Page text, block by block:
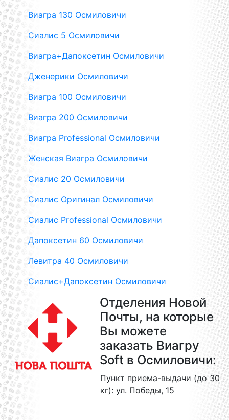
Виагра 130 Осмиловичи
Сиалис 5 Осмиловичи
Виагра+Дапоксетин Осмиловичи
Дженерики Осмиловичи
Виагра 100 Осмиловичи
Виагра 200 Осмиловичи
Виагра Professional Осмиловичи
Женская Виагра Осмиловичи
Сиалис 20 Осмиловичи
Сиалис Оригинал Осмиловичи
Сиалис Professional Осмиловичи
Дапоксетин 60 Осмиловичи
Левитра 40 Осмиловичи
Сиалис+Дапоксетин Осмиловичи
Отделения Новой
Почты, на которые
Вы можете
заказать Виагру
Soft в Осмиловичи:
Пункт приема-выдачи (до 30
кг): ул. Победы, 15